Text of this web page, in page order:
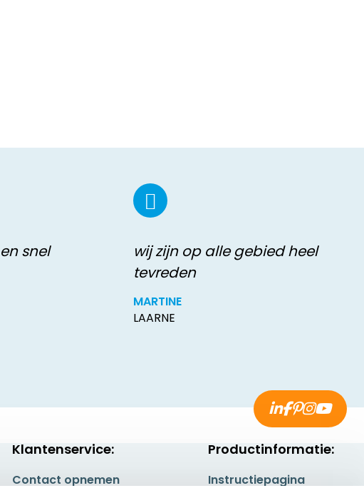
snel
wij zijn op alle gebied heel
tevreden
MARTINE
LAARNE
Klantenservice:
Contact opnemen
Productinformatie:
Instructiepagina